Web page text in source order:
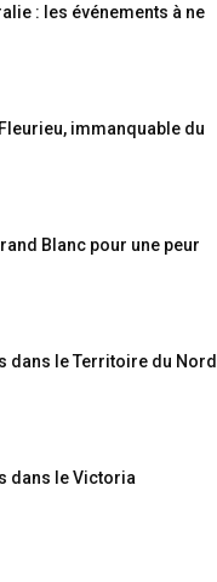
: les événements à ne
immanquable du
Blanc pour une peur
dans le Territoire du Nord
dans le Victoria